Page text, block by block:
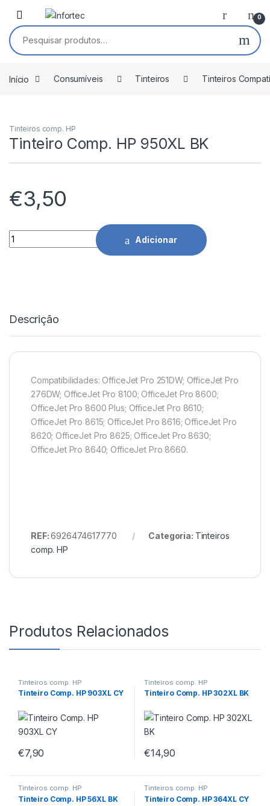
Saltar para navegação
Pular para o conteúdo
0
Pesquisar por:
Início Consumíveis Tinteiros Tinteiros
Tinteiros comp. HP
Tinteiro Comp. HP 950XL BK
€3,50
Tinteiro Comp. HP 950XL BK quantidade
Adicionar
Descrição
Compatibilidades: OfficeJet Pro 251DW; OfficeJet Pro
276DW; OfficeJet Pro 8100; OfficeJet Pro 8600;
OfficeJet Pro 8600 Plus; OfficeJet Pro 8610;
OfficeJet Pro 8615; OfficeJet Pro 8616; OfficeJet Pro
8620; OfficeJet Pro 8625; OfficeJet Pro 8630;
OfficeJet Pro 8640; OfficeJet Pro 8660.
REF:6926474617770 Categoria: Tinteiros
comp. HP
Produtos Relacionados
Tinteiros comp. HP
Tinteiro Comp. HP 903XL CY
€7,90
Tinteiros comp. HP
Tinteiro Comp. HP 302XL BK
€14,90
Tinteiros comp. HP
Tinteiro Comp. HP 56XL BK
Tinteiros comp. HP
Tinteiro Comp. HP 364XL CY